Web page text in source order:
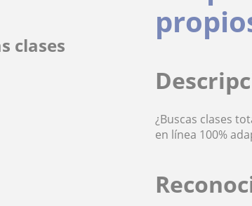
clases
¿Buscas clases
en línea 100%